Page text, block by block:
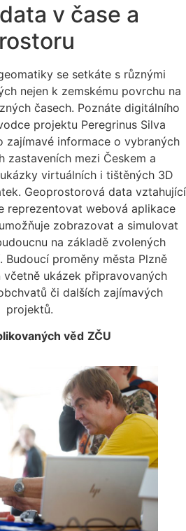
v čase a
se setkáte s různými
nejen k zemskému povrchu na
časech. Poznáte digitálního
projektu Peregrinus Silva
zajímavé informace o vybraných
zastaveních mezi Českem a
virtuálních i tištěných 3D
Geoprostorová data vztahující
reprezentovat webová aplikace
zobrazovat a simulovat
na základě zvolených
Budoucí proměny města Plzně
včetně ukázek připravovaných
či dalších zajímavých
projektů.
věd ZČU